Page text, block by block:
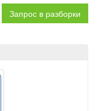
Запрос в разборки